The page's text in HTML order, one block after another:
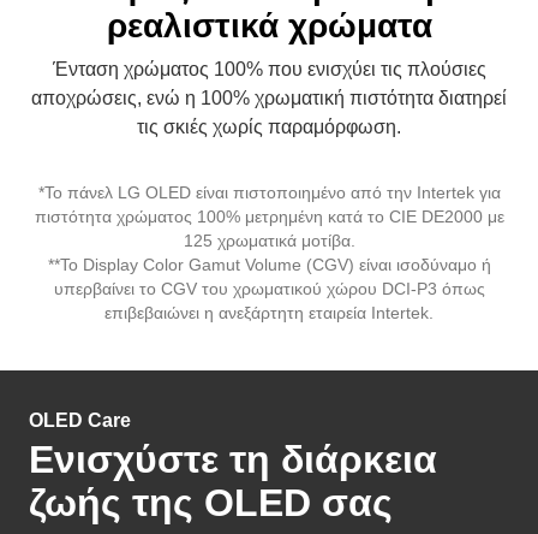
Ένταση χρώματος 100% που ενισχύει τις πλούσιες
τις σκιές χωρίς παραμόρφωση.
125 χρωματικά μοτίβα.
**Το Display Color Gamut Volume (CGV) είναι ισοδύναμο ή
υπερβαίνει το CGV του χρωματικού χώρου DCI-P3 όπως
επιβεβαιώνει η ανεξάρτητη εταιρεία Intertek.
OLED Care
Ενισχύστε τη διάρκεια
ζωής της OLED σας
Μεγαλύτερη άνεση και απόλαυση με την ενσωματωμένη